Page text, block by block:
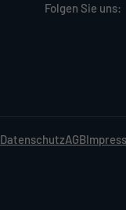
Folgen Sie uns:
DatenschutzAGB